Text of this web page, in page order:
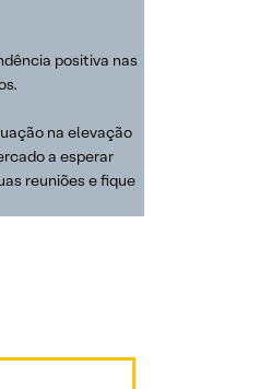
positiva nas
na elevação
a esperar
reuniões e fique